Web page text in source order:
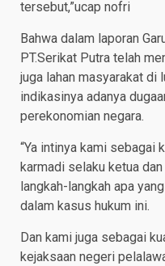
tersebut,”ucap nofri
Bahwa dalam laporan
PT.Serikat Putra telah
juga lahan masyarakat di
indikasinya adanya
perekonomian negara.
“Ya intinya kami sebagai
karmadi selaku ketua
langkah-langkah apa
dalam kasus hukum ini.
Dan kami juga sebagai
kejaksaan negeri